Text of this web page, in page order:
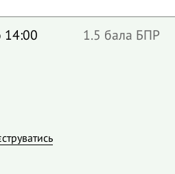
14:00 1.5 бала БПР